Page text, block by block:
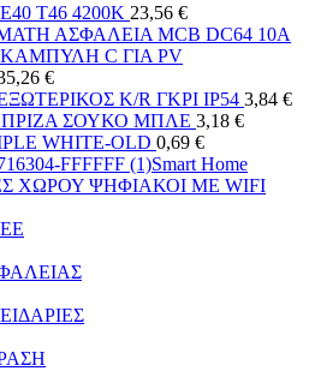
T46 4200K 23,56 €
ΑΣΦΑΛΕΙΑ MCB DC64 10A
ΚΑΜΠΥΛΗ C ΓΙΑ PV
€
Κ/R ΓΚΡΙ ΙΡ54 3,84 €
ΠΡΙΖΑ ΣΟΥΚΟ ΜΠΛΕ 3,18 €
WHITE-OLD 0,69 €
Smart Home
ΧΩΡΟΥ ΨΗΦΙΑΚΟΙ ΜΕ WIFI